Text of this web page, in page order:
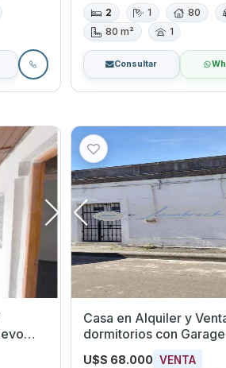
2 1 80
80 m²
1
Consultar
Casa en Alquiler y
dormitorios con Garage en Peñarol,
Montevideo
U$S 68.000 VENTA